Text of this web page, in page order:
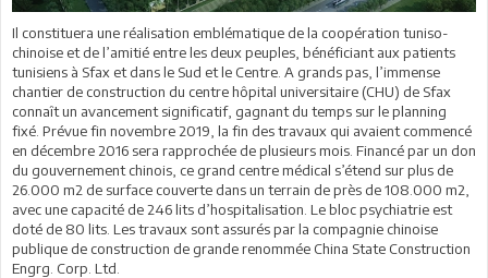
Il constituera une réalisation emblématique de la coopération tuniso-
chinoise et de l’amitié entre les deux peuples, bénéficiant aux patients
tunisiens à Sfax et dans le Sud et le Centre. A grands pas, l’immense
chantier de construction du centre hôpital universitaire (CHU) de Sfax
connaît un avancement significatif, gagnant du temps sur le planning
fixé. Prévue fin novembre 2019, la fin des travaux qui avaient commencé
en décembre 2016 sera rapprochée de plusieurs mois. Financé par un don
du gouvernement chinois, ce grand centre médical s’étend sur plus de
26.000 m2 de surface couverte dans un terrain de près de 108.000 m2,
avec une capacité de 246 lits d’hospitalisation. Le bloc psychiatrie est
doté de 80 lits. Les travaux sont assurés par la compagnie chinoise
publique de construction de grande renommée China State Construction
Engrg. Corp. Ltd.